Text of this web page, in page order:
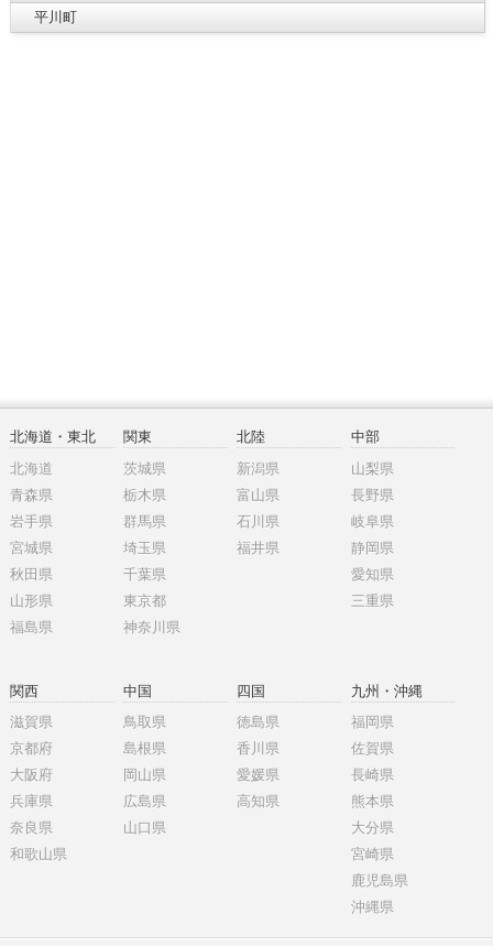
平川町
北海道・東北
北海道
青森県
岩手県
宮城県
秋田県
山形県
福島県
関東
茨城県
栃木県
群馬県
埼玉県
千葉県
東京都
神奈川県
北陸
新潟県
富山県
石川県
福井県
中部
山梨県
長野県
岐阜県
静岡県
愛知県
三重県
関西
滋賀県
京都府
大阪府
兵庫県
奈良県
和歌山県
中国
鳥取県
島根県
岡山県
広島県
山口県
四国
徳島県
香川県
愛媛県
高知県
九州・沖縄
福岡県
佐賀県
長崎県
熊本県
大分県
宮崎県
鹿児島県
沖縄県